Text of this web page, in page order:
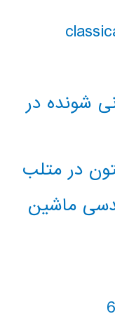
شونده در
در متلب
ماشین